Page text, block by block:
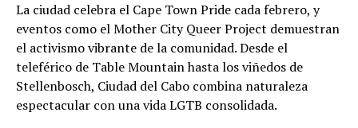
La ciudad celebra el Cape Town Pride cada febrero, y
eventos como el Mother City Queer Project demuestran
el activismo vibrante de la comunidad. Desde el
teleférico de Table Mountain hasta los viñedos de
Stellenbosch, Ciudad del Cabo combina naturaleza
espectacular con una vida LGTB consolidada.